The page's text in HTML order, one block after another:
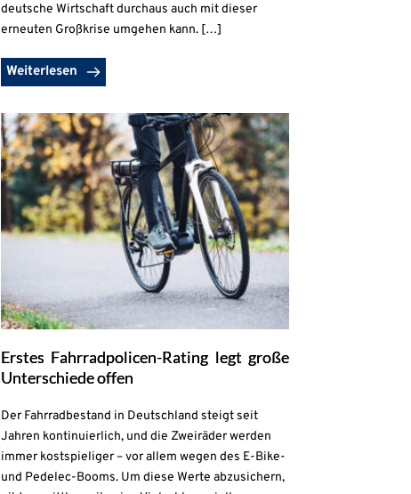
deutsche Wirtschaft durchaus auch mit dieser
erneuten Großkrise umgehen kann. […]
Weiterlesen
Erstes Fahrradpolicen-Rating legt große
Unterschiede offen
Der Fahrradbestand in Deutschland steigt seit
Jahren kontinuierlich, und die Zweiräder werden
immer kostspieliger – vor allem wegen des E-Bike-
und Pedelec-Booms. Um diese Werte abzusichern,